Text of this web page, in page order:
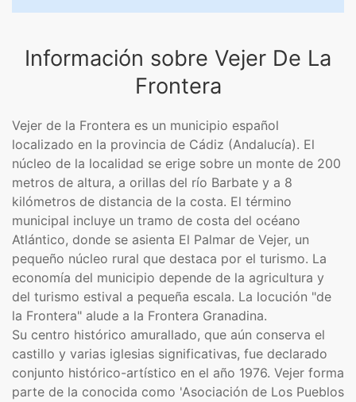
Información sobre Vejer De La
Frontera
Vejer de la Frontera es un municipio español
localizado en la provincia de Cádiz (Andalucía). El
núcleo de la localidad se erige sobre un monte de 200
metros de altura, a orillas del río Barbate y a 8
kilómetros de distancia de la costa. El término
municipal incluye un tramo de costa del océano
Atlántico, donde se asienta El Palmar de Vejer, un
pequeño núcleo rural que destaca por el turismo. La
economía del municipio depende de la agricultura y
del turismo estival a pequeña escala. La locución "de
la Frontera" alude a la Frontera Granadina.
Su centro histórico amurallado, que aún conserva el
castillo y varias iglesias significativas, fue declarado
conjunto histórico-artístico en el año 1976.​ Vejer forma
parte de la conocida como 'Asociación de Los Pueblos